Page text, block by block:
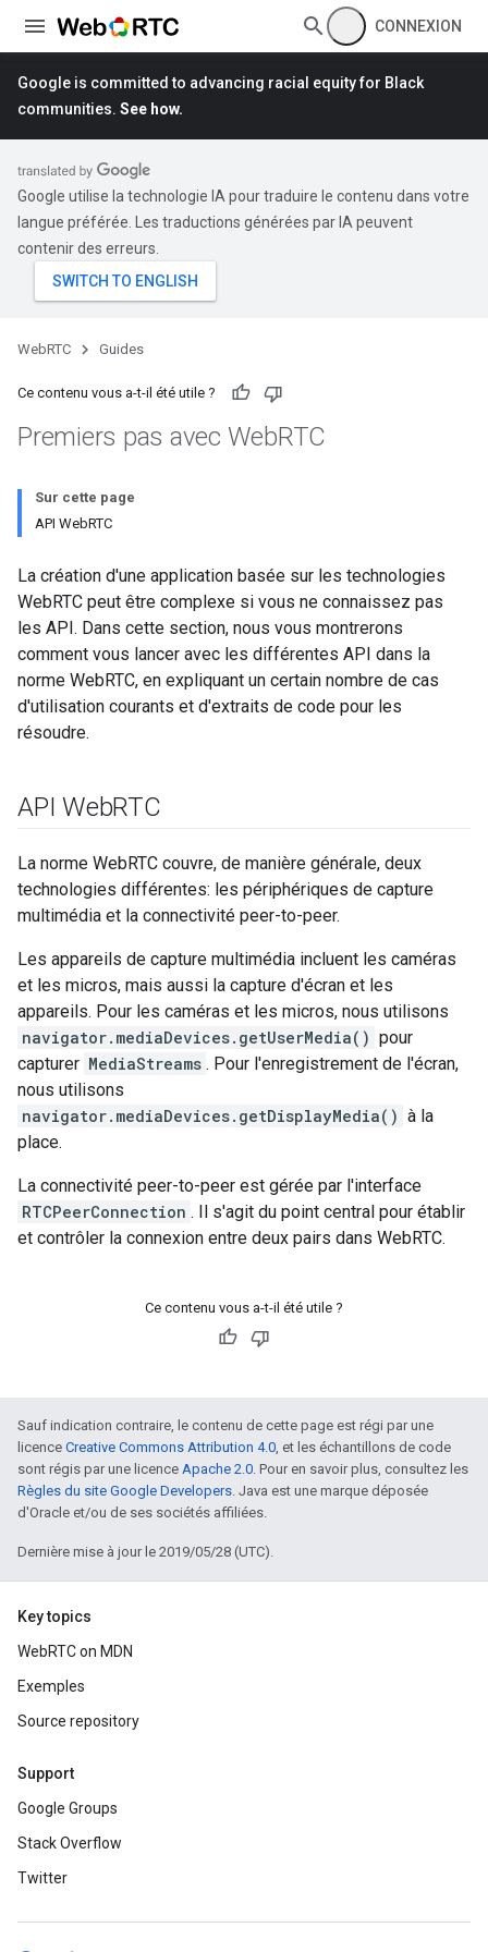
CONNEXION
Google is committed to advancing racial equity for Black
communities. See how.
Google utilise la technologie IA pour traduire le contenu dans votre
langue préférée. Les traductions générées par IA peuvent
contenir des erreurs.
WebRTC Guides
Ce contenu vous a-t-il été utile ?
Premiers pas avec WebRTC
Sur cette page
API WebRTC
La création d'une application basée sur les technologies
WebRTC peut être complexe si vous ne connaissez pas
les API. Dans cette section, nous vous montrerons
comment vous lancer avec les différentes API dans la
norme WebRTC, en expliquant un certain nombre de cas
d'utilisation courants et d'extraits de code pour les
résoudre.
API WebRTC
La norme WebRTC couvre, de manière générale, deux
technologies différentes: les périphériques de capture
multimédia et la connectivité peer-to-peer.
Les appareils de capture multimédia incluent les caméras
et les micros, mais aussi la capture d'écran et les
appareils. Pour les caméras et les micros, nous utilisons
navigator.mediaDevices.getUserMedia() pour
capturer MediaStreams . Pour l'enregistrement de l'écran,
nous utilisons
navigator.mediaDevices.getDisplayMedia() à la
place.
La connectivité peer-to-peer est gérée par l'interface
RTCPeerConnection . Il s'agit du point central pour établir
et contrôler la connexion entre deux pairs dans WebRTC.
Ce contenu vous a-t-il été utile ?
Sauf indication contraire, le contenu de cette page est régi par une
licence Creative Commons Attribution 4.0, et les échantillons de code
sont régis par une licence Apache 2.0. Pour en savoir plus, consultez les
Règles du site Google Developers. Java est une marque déposée
d'Oracle et/ou de ses sociétés affiliées.
Dernière mise à jour le 2019/05/28 (UTC).
Key topics
WebRTC on MDN
Exemples
Source repository
Support
Google Groups
Stack Overflow
Twitter